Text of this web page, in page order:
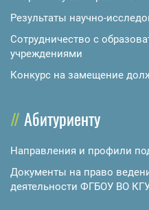
Результаты научно-
Сотрудничество с
учреждениями
Конкурс на замещение
Абитуриенту
Направления и профили
Документы на право
деятельности ФГБОУ ВО